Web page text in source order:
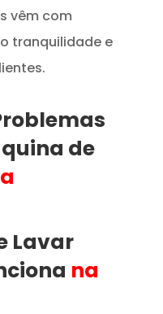
vêm com
tranquilidade e
de
Lavar
na